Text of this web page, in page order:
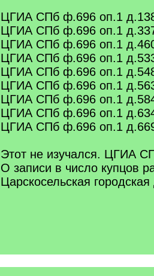
ЦГИА СПб ф.696 оп.1
ЦГИА СПб ф.696 оп.1
ЦГИА СПб ф.696 оп.1
ЦГИА СПб ф.696 оп.1
ЦГИА СПб ф.696 оп.1
ЦГИА СПб ф.696 оп.1
ЦГИА СПб ф.696 оп.1
ЦГИА СПб ф.696 оп.1
ЦГИА СПб ф.696 оп.1
Этот не изучался. ЦГИА
О записи в число купцов
Царскосельская